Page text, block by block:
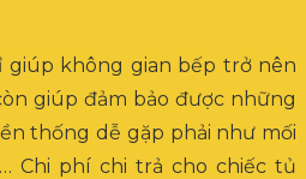
giúp không gian bếp trở nên
giúp đảm bảo được những
thống dễ gặp phải như mối
Chi phí chi trả cho chiếc tủ